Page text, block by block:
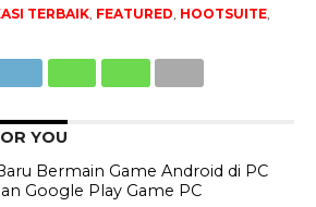
TERBAIK, FEATURED, HOOTSUITE,
YOU
Bermain Game Android di PC
Google Play Game PC